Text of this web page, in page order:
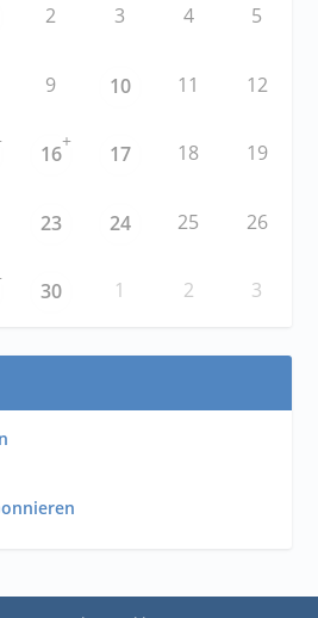
2 3 4 5
9 10 11 12
16
+
17 18 19
23 24 25 26
30 1 2 3